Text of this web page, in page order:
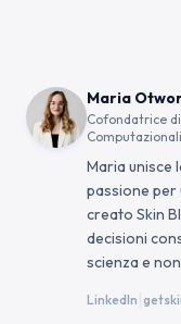
Maria
Cofondatrice di
Maria unisce
passione per
creato Skin
decisioni
scienza e
LinkedIn